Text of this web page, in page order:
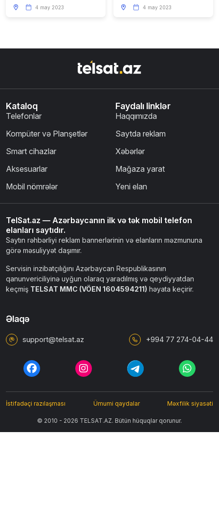
4 may 2023 4 may 2023
Kataloq
Telefonlar
Kompüter və Planşetlər
Smart cihazlar
Aksesuarlar
Mobil nömrələr
Faydalı linklər
Haqqımızda
Saytda reklam
Xəbərlər
Mağaza yarat
Yeni elan
TelSat.az — Azərbaycanın ilk və tək mobil telefon
elanları saytıdır.
Saytın rəhbərliyi reklam bannerlərinin və elanların məzmununa
görə məsuliyyət daşımır.
Servisin inzibatçılığını Azərbaycan Respublikasının
qanunvericiliyinə uyğun olaraq yaradılmış və qeydiyyatdan
keçmiş TELSAT MMC (VÖEN 1604594211) həyata keçirir.
Əlaqə
support@telsat.az +994 77 274-04-44
© 2010 - 2026 TELSAT.AZ. Bütün hüquqlar qorunur.
İstifadəçi razılaşması Ümumi qaydalar Məxfilik siyasəti